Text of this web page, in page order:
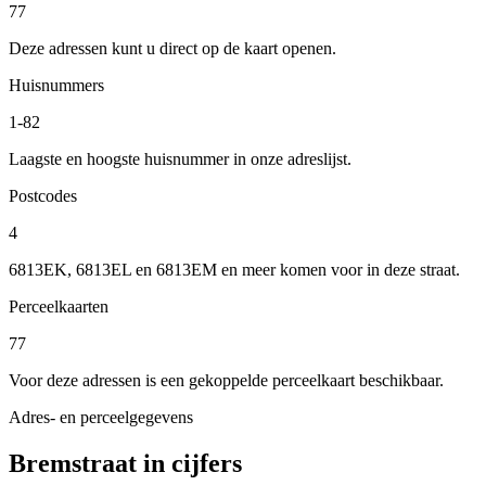
77
Deze adressen kunt u direct op de kaart openen.
Huisnummers
1-82
Laagste en hoogste huisnummer in onze adreslijst.
Postcodes
4
6813EK, 6813EL en 6813EM en meer komen voor in deze straat.
Perceelkaarten
77
Voor deze adressen is een gekoppelde perceelkaart beschikbaar.
Adres- en perceelgegevens
Bremstraat in cijfers